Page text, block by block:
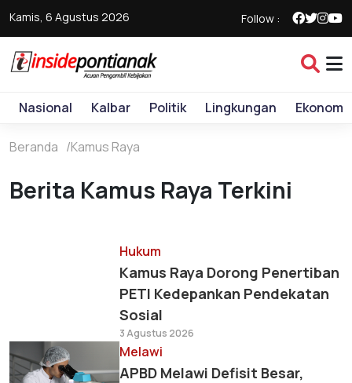
Kamis, 6 Agustus 2026 Follow :
Nasional Kalbar Politik Lingkungan Ekonomi
Beranda Kamus Raya
Berita Kamus Raya Terkini
Hukum
Kamus Raya Dorong Penertiban
PETI Kedepankan Pendekatan
Sosial
3 Agustus 2026
Melawi
APBD Melawi Defisit Besar,